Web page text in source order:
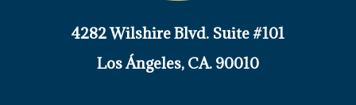
4282 Wilshire Blvd. Suite #101
LosÁngeles, CA. 90010